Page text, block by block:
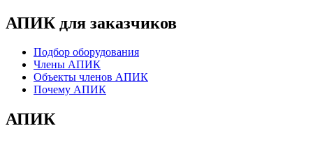
АПИК для заказчиков
Подбор оборудования
Члены АПИК
Объекты членов АПИК
Почему АПИК
АПИК